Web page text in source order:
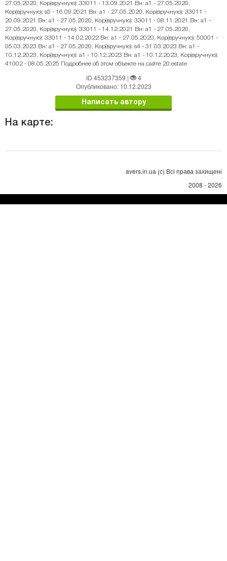
27.05.2020, Кор(вручную): 33011 - 13.09.2021 Вн: a1 - 27.05.2020,
Кор(вручную): s5 - 16.09.2021 Вн: a1 - 27.05.2020, Кор(вручную): 33011 -
20.09.2021 Вн: a1 - 27.05.2020, Кор(вручную): 33011 - 08.11.2021 Вн: a1 -
27.05.2020, Кор(вручную): 33011 - 14.12.2021 Вн: a1 - 27.05.2020,
Кор(вручную): 33011 - 14.02.2022 Вн: a1 - 27.05.2020, Кор(вручную): 50001 -
05.03.2023 Вн: a1 - 27.05.2020, Кор(вручную): s4 - 31.03.2023 Вн: a1 -
10.12.2023, Кор(вручную): a1 - 10.12.2023 Вн: a1 - 10.12.2023, Кор(вручную):
41002 - 08.05.2025 Подробнее об этом объекте на сайте 20.estate
ID 453237359 |
4
Опубликовано: 10.12.2023
Написать автору
На карте:
avers.in.ua (с) Всі права захищені
2008 - 2026